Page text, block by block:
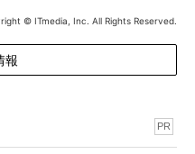
© ITmedia, Inc. All Rights Reserved.
報
PR